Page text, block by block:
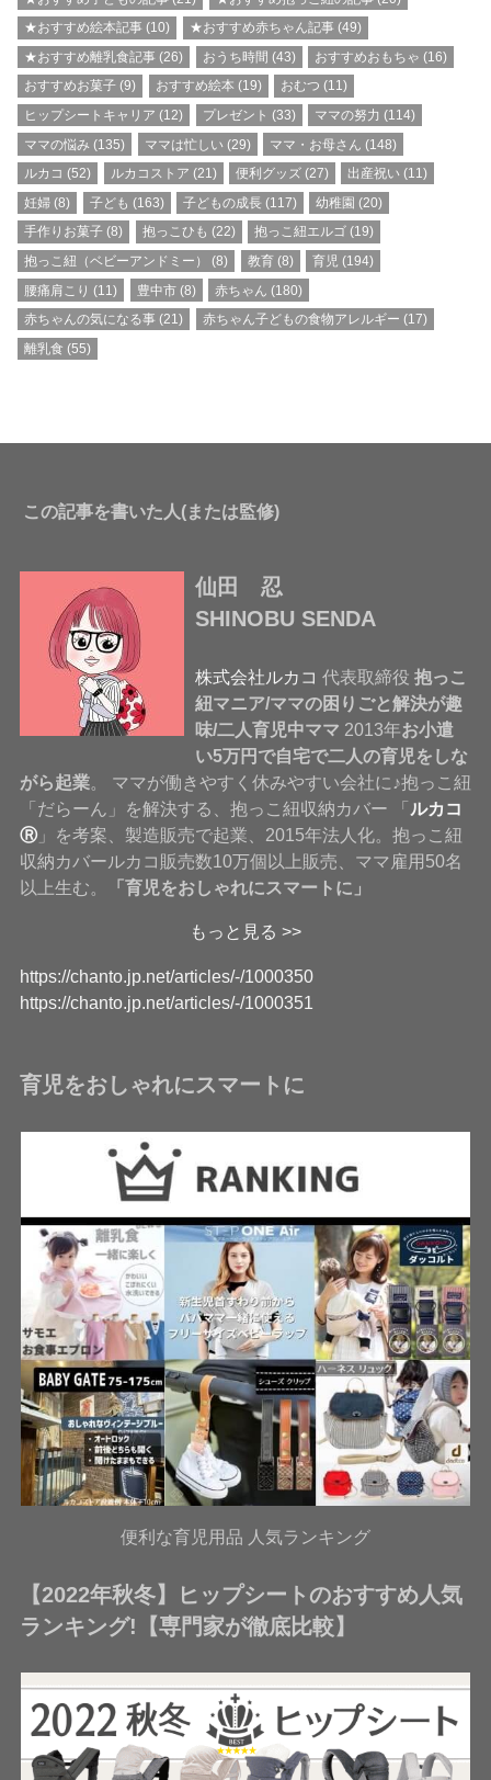
★おすすめ絵本記事 (10) ★おすすめ赤ちゃん記事(49)
★おすすめ離乳食記事 (26) おうち時間 (43) おすすめおもちゃ (16)
おすすめお菓子 (9) おすすめ絵本 (19) おむつ (11)
ヒップシートキャリア (12) プレゼント (33) ママの努力 (114)
ママの悩み (135) ママは忙しい(29) ママ・お母さん (148)
ルカコ (52) ルカコストア (21) 便利グッズ(27) 出産祝い (11)
妊婦 (8) 子ども (163) 子どもの成長(117) 幼稚園 (20)
手作りお菓子 (8) 抱っこひも (22) 抱っこ紐エルゴ(19)
抱っこ紐（ベビーアンドミー）
(8) 教育(8) 育児 (194)
腰痛肩こり (11) 豊中市(8) 赤ちゃん (180)
赤ちゃんの気になる事 (21) 赤ちゃん子どもの食物アレルギー (17)
離乳食 (55)
この記事を書いた人(または監修)
仙田 忍
SHINOBU SENDA
株式会社ルカコ 代表取締役抱っこ
紐マニア/ママの困りごと解決が趣
味/二人育児中ママ 2013年お小遣
い5万円で自宅で二人の育児をしな
がら起業。 ママが働きやすく休みやすい会社に♪抱っこ紐
「だらーん」を解決する、抱っこ紐収納カバー 「ルカコ
Ⓡ」を考案、製造販売で起業、2015年法人化。抱っこ紐
収納カバールカコ販売数10万個以上販売、ママ雇用50名
以上生む。
「育児をおしゃれにスマートに」
もっと見る >>
https://chanto.jp.net/articles/-/1000350
https://chanto.jp.net/articles/-/1000351
育児をおしゃれにスマートに
便利な育児用品 人気ランキング
【2022年秋冬】ヒップシートのおすすめ人気
ランキング!【専門家が徹底比較】